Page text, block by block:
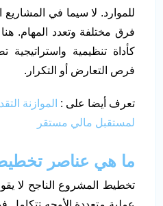
للموارد. لا سيما في
فرق مختلفة وتعدد المهام.
كأداة تنظيمية
فرص التعارض أو التكرار.
تعرف أيضا على : الموازنة
لمستقبل مالي مستقر
ما هي عناصر
تخطيط المشروع الناجح لا